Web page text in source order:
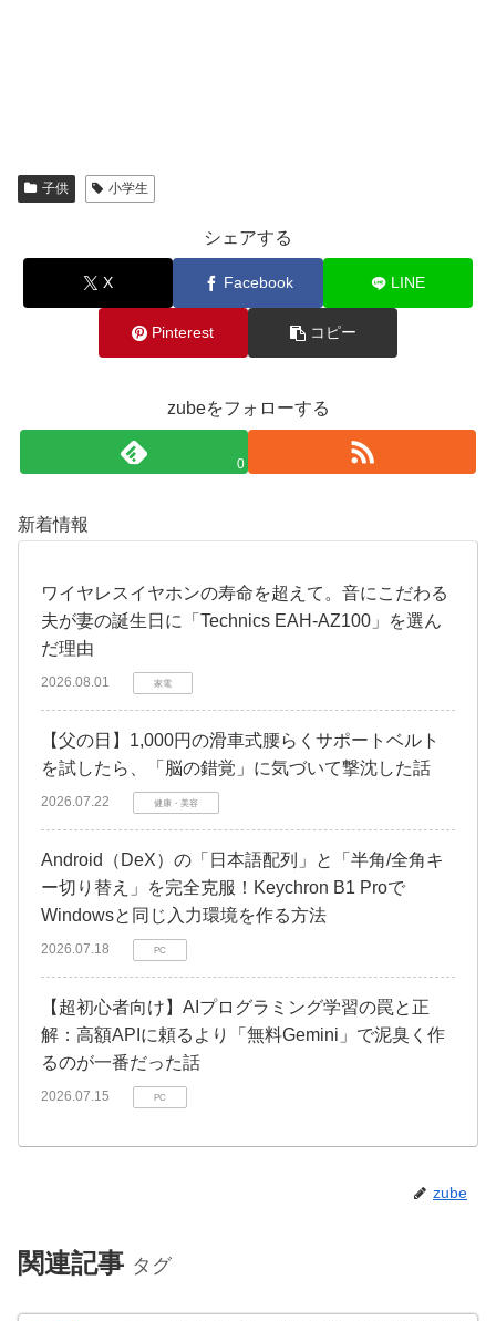
子供 小学生
シェアする
X Facebook LINE
Pinterest コピー
zubeをフォローする
0
新着情報
​ワイヤレスイヤホンの寿命を超えて。音にこだわる
夫が妻の誕生日に「Technics EAH-AZ100」を選ん
だ理由
2026.08.01 家電
​【父の日】1,000円の滑車式腰らくサポートベルト
を試したら、「脳の錯覚」に気づいて撃沈した話
2026.07.22 健康・美容
Android（DeX）の「日本語配列」と「半角/全角キ
ー切り替え」を完全克服！Keychron B1 Proで
Windowsと同じ入力環境を作る方法
2026.07.18 PC
【超初心者向け】AIプログラミング学習の罠と正
解：高額APIに頼るより「無料Gemini」で泥臭く作
るのが一番だった話
2026.07.15 PC
zube
関連記事 タグ